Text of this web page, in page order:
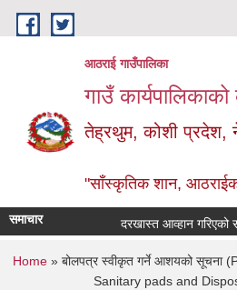
Skip to main content
आठराई गाउँपालिका
गाउँ कार्यपालिकाको
तेह्रथुम, कोशी प्रदेश,
"साँस्कृतिक शान,
समाचार दरखास्त आव्हान गरिएको
You are here
Home» बोलपत्र स्वीकृत गर्ने आशयको सूचना
Sanitary pads and